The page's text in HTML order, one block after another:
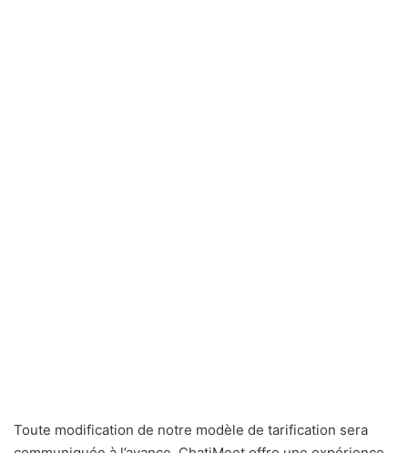
Toute modification de notre modèle de tarification sera